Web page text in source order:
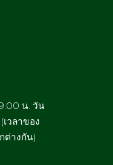
น. วัน
วลาของ
ต่างกัน)